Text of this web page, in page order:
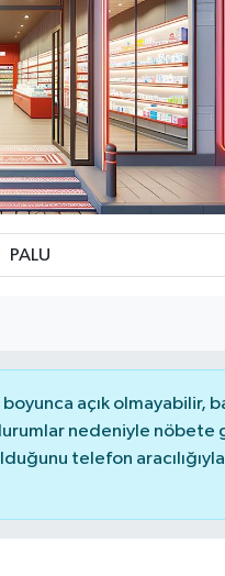
açık olmayabilir,
nedeniyle nöbete
telefon